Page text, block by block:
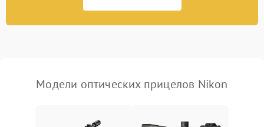
защиты от перегрева
Модели оптических прицелов Nikon